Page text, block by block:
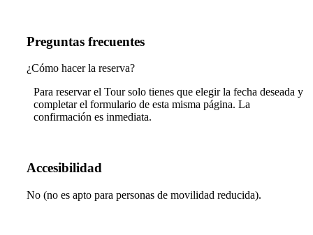
Preguntas frecuentes
¿Cómo hacer la reserva?
Para reservar el Tour solo tienes que elegir la fecha deseada y
completar el formulario de esta misma página. La
confirmación es inmediata.
Accesibilidad
No (no es apto para personas de movilidad reducida).